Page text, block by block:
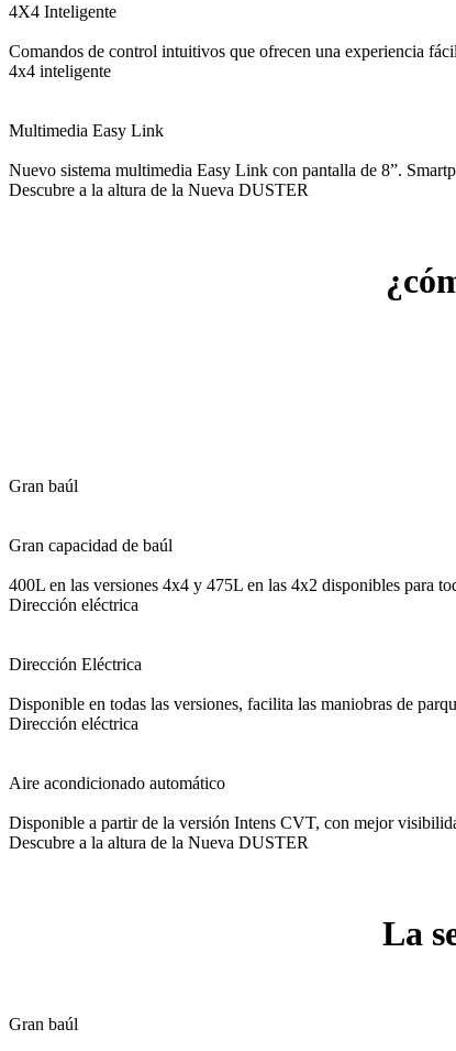
4X4 Inteligente
Comandos de control intuitivos que ofrecen una experiencia
4x4 inteligente
Multimedia Easy Link
Nuevo sistema multimedia Easy Link con pantalla de 8”.
Descubre a la altura de la Nueva DUSTER
Gran baúl
Gran capacidad de baúl
400L en las versiones 4x4 y 475L en las 4x2 disponibles para
Dirección eléctrica
Dirección Eléctrica
Disponible en todas las versiones, facilita las maniobras de
Dirección eléctrica
Aire acondicionado automático
Disponible a partir de la versión Intens CVT, con mejor
Descubre a la altura de la Nueva DUSTER
La
Gran baúl